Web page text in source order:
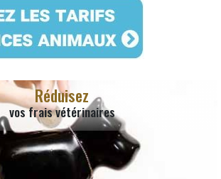
Réduisez
vos frais vétérinaires